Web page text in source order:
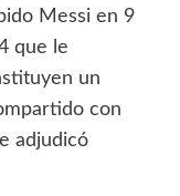
Messi en 9
que le
un
con
adjudicó